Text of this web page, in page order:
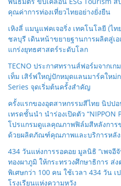
คุณค่าการท่องเที่ยวไทยอย่างยั่งยืน
เหิงลี่ แมนูแฟคเจอริ่ง เทคโนโลยี (ไ
ชลบุรี เดินหน้าขยายฐานการผลิตสู่เอ
แกร่งยุทธศาสตร์ระดับโลก
TECNO ประกาศทรานส์ฟอร์มจากเ
เท็ม เสิร์ฟใหญ่ปักหมุดแลนมาร์คใหม่
Series จุดเริ่มต้นครั้งสำคัญ
ครั้งแรกของอุตสาหกรรมสีไทย นิปป
เทรดชั้นนำ นำร่องเปิดตัว “NIPPON
โปรแกรมดูแลคุณภาพฟิล์มสีหลังการ
ด้วยผลิตภัณฑ์คุณภาพและบริการหลัง
434 วันแห่งการรอคอย มูลนิธิ “เพจอี
ทองผาภูมิ ให้กระทรวงศึกษาธิการ ส่
พิเศษกว่า 100 คน ใช้เวลา 434 วัน
โรงเรียนแห่งความหวัง